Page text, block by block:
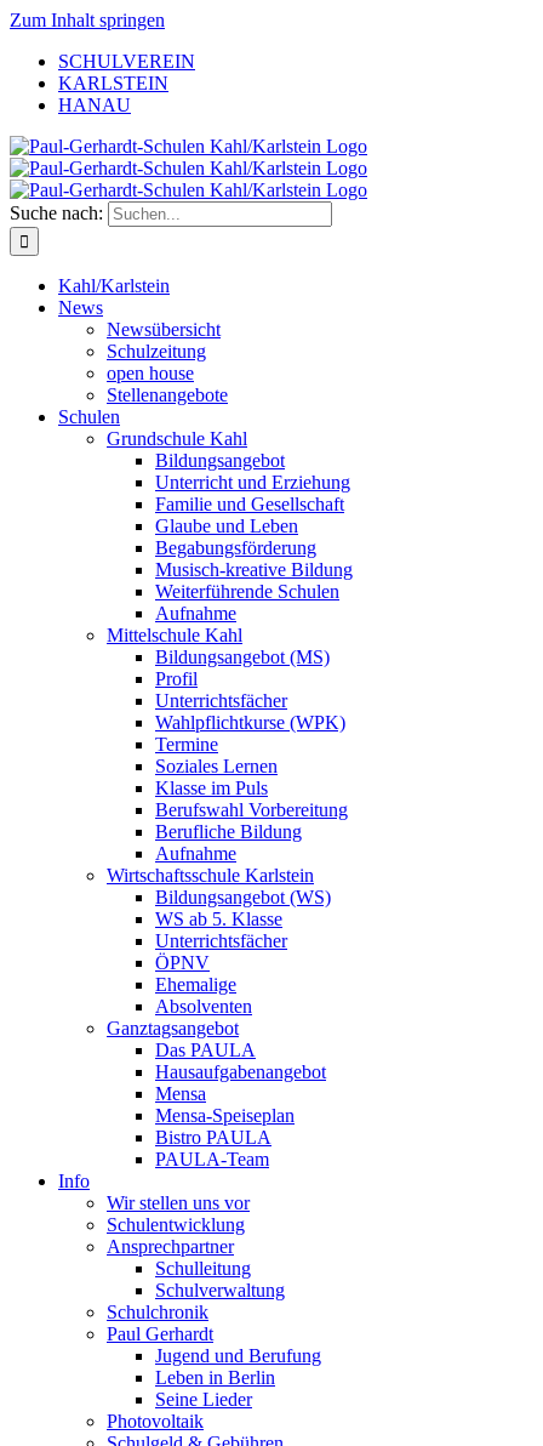
Zum Inhalt springen
SCHULVEREIN
KARLSTEIN
HANAU
Suche nach:
Kahl/Karlstein
News
Newsübersicht
Schulzeitung
open house
Stellenangebote
Schulen
Grundschule Kahl
Bildungsangebot
Unterricht und Erziehung
Familie und Gesellschaft
Glaube und Leben
Begabungsförderung
Musisch-kreative Bildung
Weiterführende Schulen
Aufnahme
Mittelschule Kahl
Bildungsangebot (MS)
Profil
Unterrichtsfächer
Wahlpflichtkurse (WPK)
Termine
Soziales Lernen
Klasse im Puls
Berufswahl Vorbereitung
Berufliche Bildung
Aufnahme
Wirtschaftsschule Karlstein
Bildungsangebot (WS)
WS ab 5. Klasse
Unterrichtsfächer
ÖPNV
Ehemalige
Absolventen
Ganztagsangebot
Das PAULA
Hausaufgabenangebot
Mensa
Mensa-Speiseplan
Bistro PAULA
PAULA-Team
Info
Wir stellen uns vor
Schulentwicklung
Ansprechpartner
Schulleitung
Schulverwaltung
Schulchronik
Paul Gerhardt
Jugend und Berufung
Leben in Berlin
Seine Lieder
Photovoltaik